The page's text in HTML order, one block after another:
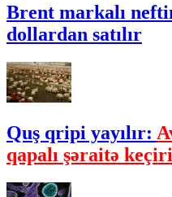
Brent markalı
dollardan satılır
Quş qripi yayılır:
qapalı şəraitə